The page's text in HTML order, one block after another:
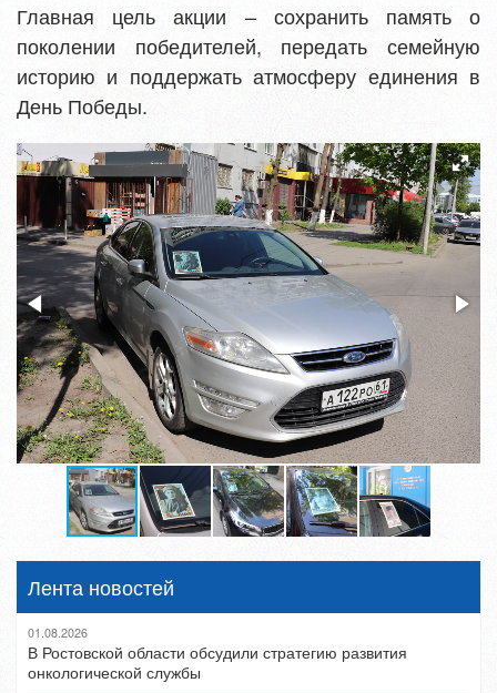
Главная цель акции – сохранить память о
поколении победителей, передать семейную
историю и поддержать атмосферу единения в
День Победы.
Лента новостей
01.08.2026
В Ростовской области обсудили стратегию развития
онкологической службы